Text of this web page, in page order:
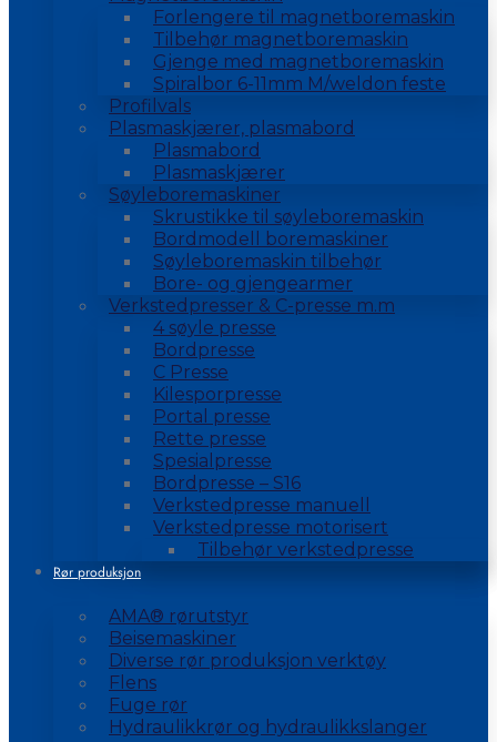
Forlengere til magnetboremaskin
Tilbehør magnetboremaskin
Gjenge med magnetboremaskin
Spiralbor 6-11mm M/weldon feste
Profilvals
Plasmaskjærer, plasmabord
Plasmabord
Plasmaskjærer
Søyleboremaskiner
Skrustikke til søyleboremaskin
Bordmodell boremaskiner
Søyleboremaskin tilbehør
Bore- og gjengearmer
Verkstedpresser & C-presse m.m
4 søyle presse
Bordpresse
C Presse
Kilesporpresse
Portal presse
Rette presse
Spesialpresse
Bordpresse – S16
Verkstedpresse manuell
Verkstedpresse motorisert
Tilbehør verkstedpresse
Rør produksjon
AMA® rørutstyr
Beisemaskiner
Diverse rør produksjon verktøy
Flens
Fuge rør
Hydraulikkrør og hydraulikkslanger